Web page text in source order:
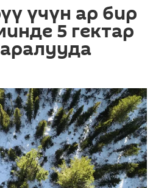
үчүн ар бир
5 гектар